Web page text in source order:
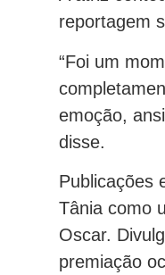
reportagem
“Foi um
emoção,
disse.
Publicações
Tânia como
Oscar.
premiação